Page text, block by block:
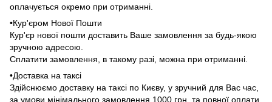
оплачується окремо при отриманні.
•Кур'єром Нової Пошти
Кур'єр нової пошти доставить Ваше замовлення за будь-якою
зручною адресою.
Сплатити замовлення, в такому разі, можна при отриманні.
•Доставка на таксі
Здійснюємо доставку на таксі по Києву, у зручний для Вас час,
за умови мінімального замовлення 1000 грн. та повної оплати